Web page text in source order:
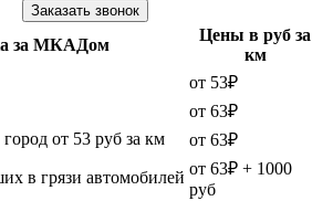
Заказать звонок
за МКАДом
Цены в руб за
км
от 53₽
от 63₽
от 53 руб за км
от 63₽
в грязи автомобилей от 63₽ + 1000
руб